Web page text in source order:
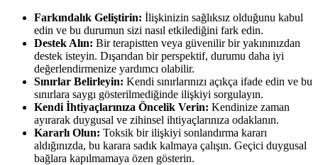
Farkındalık Geliştirin: İlişkinizin sağlıksız olduğunu kabul
edin ve bu durumun sizi nasıl etkilediğini fark edin.
Destek Alın: Bir terapistten veya güvenilir bir yakınınızdan
destek isteyin. Dışarıdan bir perspektif, durumu daha iyi
değerlendirmenize yardımcı olabilir.
Sınırlar Belirleyin: Kendi sınırlarınızı açıkça ifade edin ve bu
sınırlara saygı gösterilmediğinde ilişkiyi sorgulayın.
Kendi İhtiyaçlarınıza Öncelik Verin: Kendinize zaman
ayırarak duygusal ve zihinsel ihtiyaçlarınıza odaklanın.
Kararlı Olun: Toksik bir ilişkiyi sonlandırma kararı
aldığınızda, bu karara sadık kalmaya çalışın. Geçici duygusal
bağlara kapılmamaya özen gösterin.